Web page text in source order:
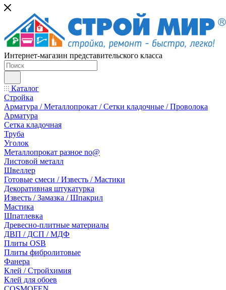
Интернет-магазин представительского класса
Каталог
Стройка
Арматура / Металлопрокат / Сетки кладочные / Проволока
Арматура
Сетка кладочная
Труба
Уголок
Металлопрокат разное no@
Листовой металл
Швеллер
Готовые смеси / Известь / Мастики
Декоративная штукатурка
Известь / Замазка / Шпакрил
Мастика
Шпатлевка
Древесно-плитные материалы
ДВП / ДСП / МДФ
Плиты OSB
Плиты фибролитовые
Фанера
Клей / Стройхимия
Клей для обоев